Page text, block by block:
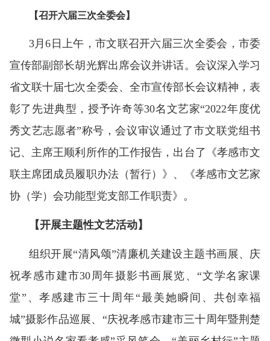
【召开六届三次全委会】
3月6日上午，市文联召开六届三次全委会，市委
宣传部副部长胡光辉出席会议并讲话。会议深入学习
省文联十届七次全委会、全市宣传部长会议精神，表
彰了先进典型，授予许奇等30名文艺家“2022年度优
秀文艺志愿者”称号，会议审议通过了市文联党组书
记、主席王顺利所作的工作报告，出台了《孝感市文
联主席团成员履职办法（暂行）》、《孝感市文艺家
协（学）会功能型党支部工作职责》。
【开展主题性文艺活动】
组织开展“清风颂”清廉机关建设主题书画展、庆
祝孝感市建市30周年摄影书画展览、“文学名家课
堂”、孝感建市三十周年“最美她瞬间、共创幸福
城”摄影作品巡展、 “庆祝孝感市建市三十周年暨荆楚